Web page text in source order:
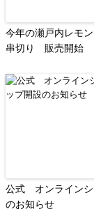
今年の瀬戸内レモ
串切り 販売開始
公式 オンラインシ
のお知らせ